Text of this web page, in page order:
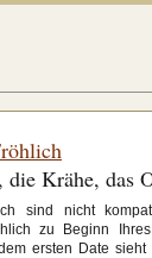
die Krähe, das
sind nicht
zu Beginn
ersten Date